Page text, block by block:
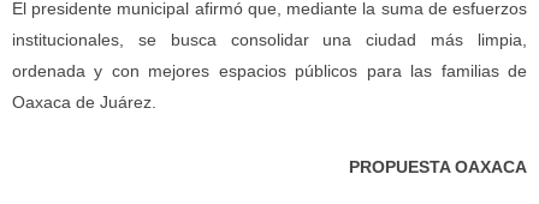
El presidente municipal afirmó que, mediante la suma de esfuerzos
institucionales, se busca consolidar una ciudad más limpia,
ordenada y con mejores espacios públicos para las familias de
Oaxaca de Juárez.
PROPUESTA OAXACA